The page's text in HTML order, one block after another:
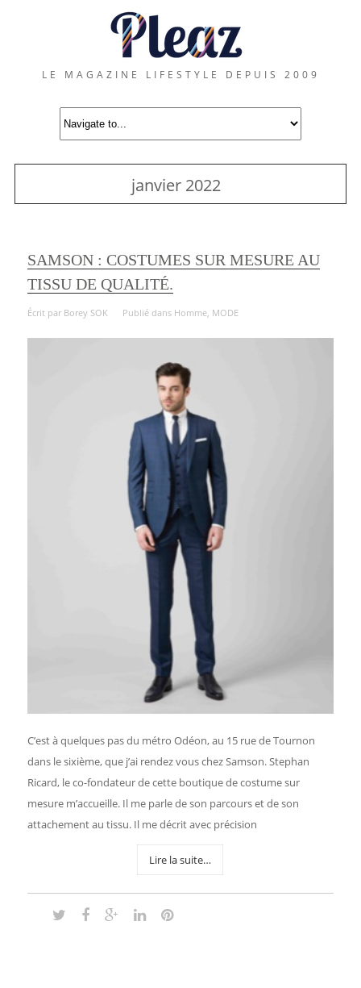
LE MAGAZINE LIFESTYLE DEPUIS 2009
janvier 2022
SAMSON : COSTUMES SUR MESURE AU
TISSU DE QUALITÉ.
Écrit par Borey SOK Publié dans Homme, MODE
C’est à quelques pas du métro Odéon, au 15 rue de Tournon
dans le sixième, que j’ai rendez vous chez Samson. Stephan
Ricard, le co-fondateur de cette boutique de costume sur
mesure m’accueille. Il me parle de son parcours et de son
attachement au tissu. Il me décrit avec précision
Lire la suite…